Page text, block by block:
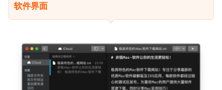
软件界面